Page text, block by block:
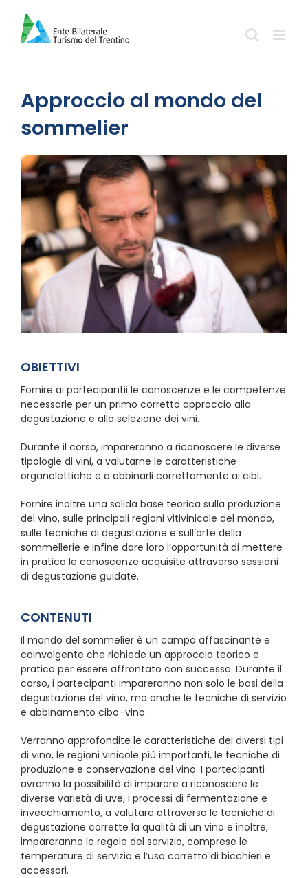
contenuto
Approccio al mondo del
sommelier
OBIETTIVI
Fornire ai partecipantii le conoscenze e le competenze
necessarie per un primo corretto approccio alla
degustazione e alla selezione dei vini.
Durante il corso, impareranno a riconoscere le diverse
tipologie di vini, a valutarne le caratteristiche
organolettiche e a abbinarli correttamente ai cibi.
Fornire inoltre una solida base teorica sulla produzione
del vino, sulle principali regioni vitivinicole del mondo,
sulle tecniche di degustazione e sull’arte della
sommellerie e infine dare loro l’opportunità di mettere
in pratica le conoscenze acquisite attraverso sessioni
di degustazione guidate.
CONTENUTI
Il mondo del sommelier è un campo affascinante e
coinvolgente che richiede un approccio teorico e
pratico per essere affrontato con successo. Durante il
corso, i partecipanti impareranno non solo le basi della
degustazione del vino, ma anche le tecniche di servizio
e abbinamento cibo–vino.
Verranno approfondite le caratteristiche dei diversi tipi
di vino, le regioni vinicole più importanti, le tecniche di
produzione e conservazione del vino. I partecipanti
avranno la possibilità di imparare a riconoscere le
diverse varietà di uve, i processi di fermentazione e
invecchiamento, a valutare attraverso le tecniche di
degustazione corrette la qualità di un vino e inoltre,
impareranno le regole del servizio, comprese le
temperature di servizio e l’uso corretto di bicchieri e
accessori.